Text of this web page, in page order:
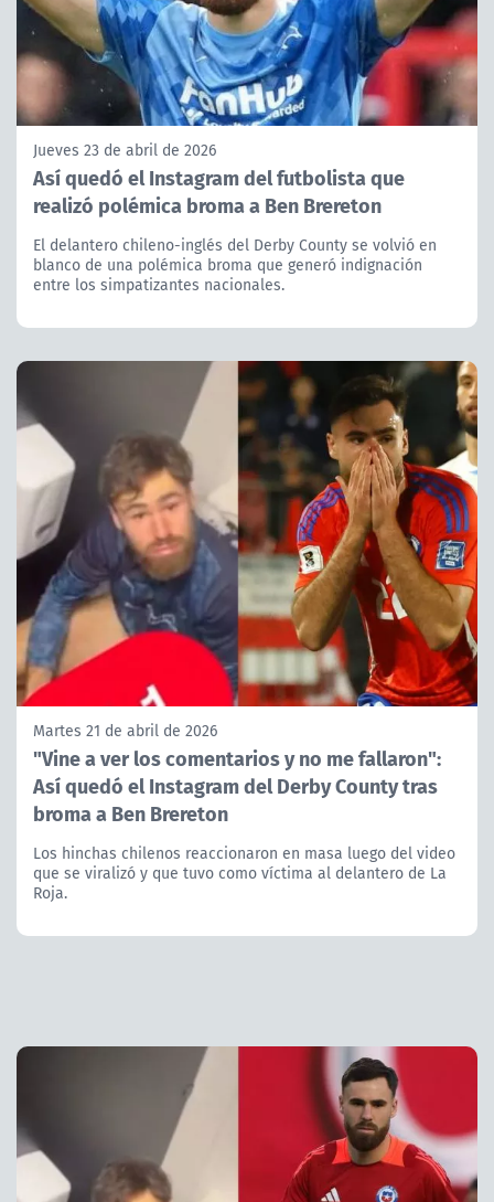
Jueves 23 de abril de 2026
Así quedó el Instagram del futbolista que
realizó polémica broma a Ben Brereton
El delantero chileno-inglés del Derby County se volvió en
blanco de una polémica broma que generó indignación
entre los simpatizantes nacionales.
Martes 21 de abril de 2026
"Vine a ver los comentarios y no me fallaron":
Así quedó el Instagram del Derby County tras
broma a Ben Brereton
Los hinchas chilenos reaccionaron en masa luego del video
que se viralizó y que tuvo como víctima al delantero de La
Roja.